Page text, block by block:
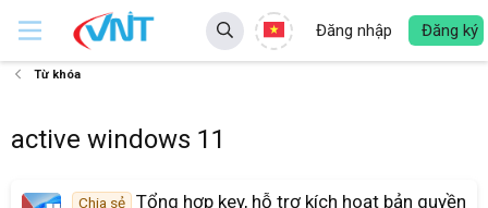
Đăng nhập Đăng ký
Từ khóa
active windows 11
Chia sẻ
Tổng hợp key, hỗ trợ kích hoạt bản quyền